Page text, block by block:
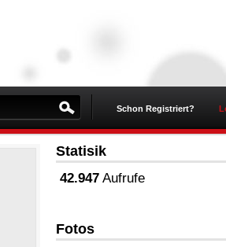
Schon Registriert?
Statisik
42.947 Aufrufe
Fotos